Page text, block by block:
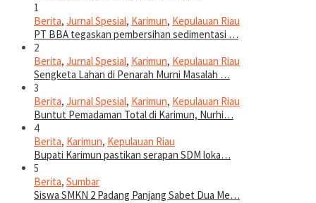
1
Berita, Jurnal Spesial, Karimun, Kepulauan Riau
PT BBA tegaskan pembersihan sedimentasi …
2
Berita, Jurnal Spesial, Karimun, Kepulauan Riau
Sengketa Lahan di Penarah Murni Masalah …
3
Berita, Jurnal Spesial, Karimun, Kepulauan Riau
Buntut Pemadaman Total di Karimun, Nurhi…
4
Berita, Karimun, Kepulauan Riau
Bupati Karimun pastikan serapan SDM loka…
5
Berita, Sumbar
Siswa SMKN 2 Padang Panjang Sabet Dua Me…